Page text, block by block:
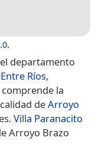
.
departamento
Ríos,
la
deArroyo
Villa Paranacito
Arroyo Brazo